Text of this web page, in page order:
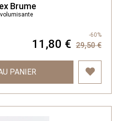
Brume
11,80 € 29,50 €
-60%
PANIER